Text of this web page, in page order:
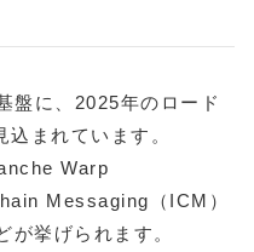
盤に、2025年のロード
まれています。
Warp
Messaging（ICM）
が挙げられます。